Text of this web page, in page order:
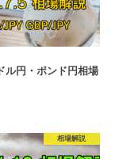
ル円・ポンド円相場
相場解説